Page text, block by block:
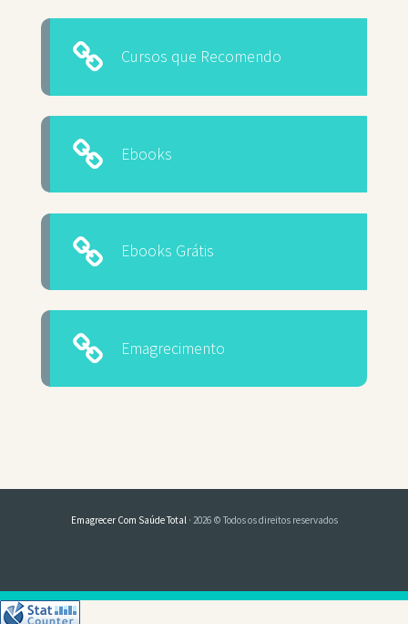
Cursos que Recomendo
Ebooks
Ebooks Grátis
Emagrecimento
Emagrecer Com Saúde Total · 2026 © Todos os direitos reservados